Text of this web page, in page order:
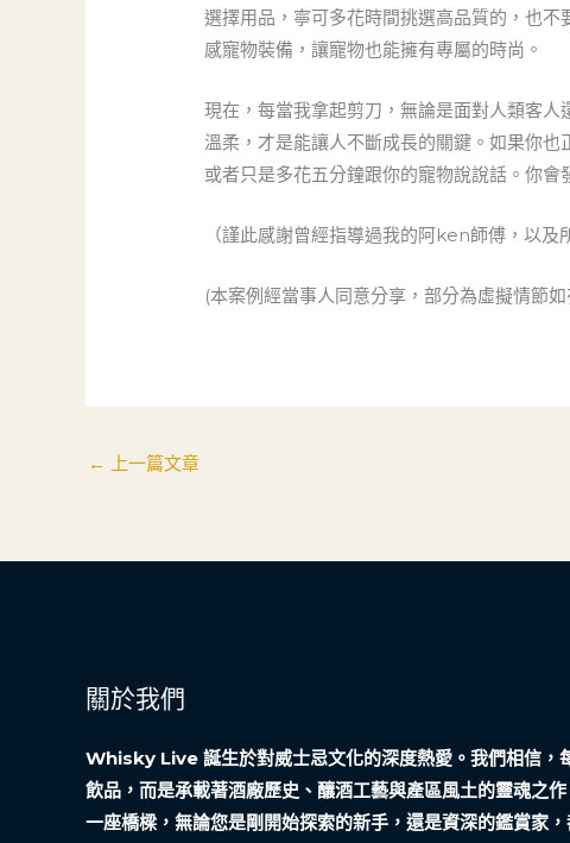
選擇用品，寧可多花時間挑選高品質的，也
感寵物裝備，讓寵物也能擁有專屬的時尚。
現在，每當我拿起剪刀，無論是面對人類客
溫柔，才是能讓人不斷成長的關鍵。如果你
或者只是多花五分鐘跟你的寵物說說話。你會
（謹此感謝曾經指導過我的阿ken師傅，以及
(本案例經當事人同意分享，部分為虛擬情節
← 上一篇文章
關於我們
Whisky Live 誕生於對威士忌文化的深度熱愛。我們相信，
飲品，而是承載著酒廠歷史、釀酒工藝與產區風土的靈魂之
一座橋樑，無論您是剛開始探索的新手，還是資深的鑑賞家